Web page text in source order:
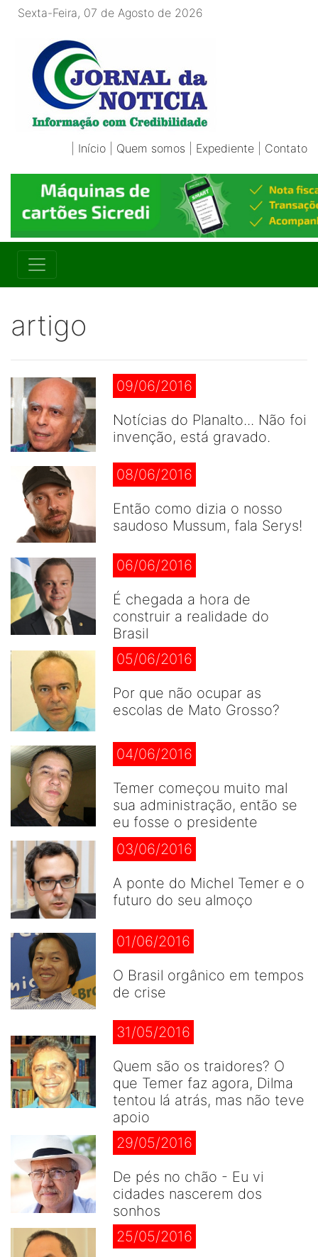
Sexta-Feira, 07 de Agosto de 2026
Início Quem somos Expediente Contato
artigo
09/06/2016
Notícias do Planalto... Não foi
invenção, está gravado.
08/06/2016
Então como dizia o nosso
saudoso Mussum, fala Serys!
06/06/2016
É chegada a hora de
construir a realidade do
Brasil
05/06/2016
Por que não ocupar as
escolas de Mato Grosso?
04/06/2016
Temer começou muito mal
sua administração, então se
eu fosse o presidente
03/06/2016
A ponte do Michel Temer e o
futuro do seu almoço
01/06/2016
O Brasil orgânico em tempos
de crise
31/05/2016
Quem são os traidores? O
que Temer faz agora, Dilma
tentou lá atrás, mas não teve
apoio
29/05/2016
De pés no chão - Eu vi
cidades nascerem dos
sonhos
25/05/2016